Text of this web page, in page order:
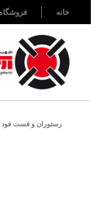
خانه
رستوران و فست فود